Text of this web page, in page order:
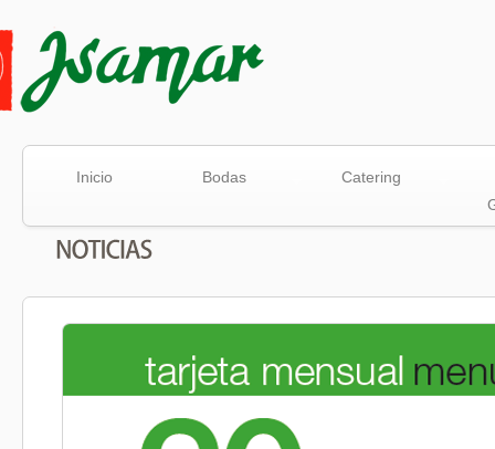
Inicio Bodas Catering